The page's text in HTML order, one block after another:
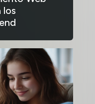
los